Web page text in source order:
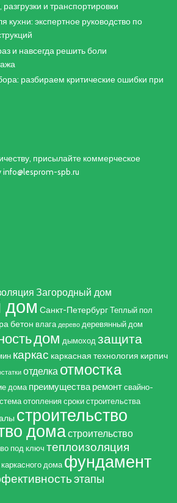
и транспортировки
кухни: экспертное руководство по
и навсегда решить боли
разбираем критические ошибки при
присылайте коммерческое
spb.ru
Загородный дом
дом Санкт-Петербург Теплый пол
бетон влага дерево деревянный дом
дом дымоход защита
каркас каркасная технология кирпич
отделка отмостка
дома преимуществаремонт свайно-
отопления сроки строительства
строительство
домастроительство
под ключ теплоизоляция
дома фундамент
этапы